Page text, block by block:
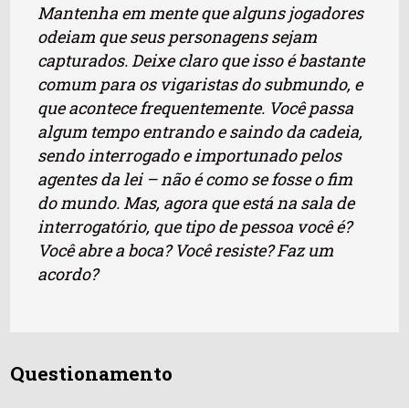
Mantenha em mente que alguns jogadores
odeiam que seus personagens sejam
capturados. Deixe claro que isso é bastante
comum para os vigaristas do submundo, e
que acontece frequentemente. Você passa
algum tempo entrando e saindo da cadeia,
sendo interrogado e importunado pelos
agentes da lei – não é como se fosse o fim
do mundo. Mas, agora que está na sala de
interrogatório, que tipo de pessoa você é?
Você abre a boca? Você resiste? Faz um
acordo?
Questionamento